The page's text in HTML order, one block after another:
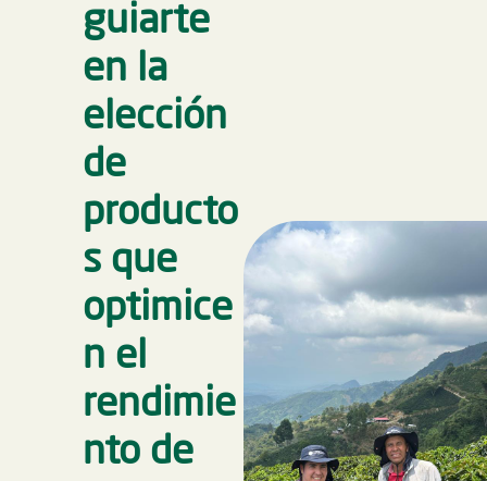
guiarte
en la
elección
de
producto
s que
optimice
n el
rendimie
nto de